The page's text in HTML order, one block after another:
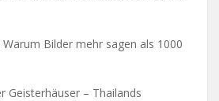
Bilder mehr sagen als 1000
Geisterhäuser – Thailands